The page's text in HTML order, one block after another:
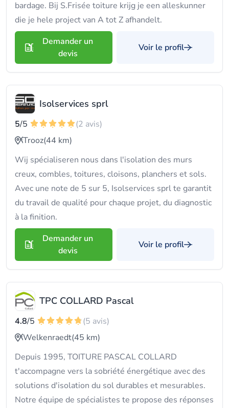
bardage. Bij S.Frisée toiture krijg je een alleskunner
die je hele project van A tot Z afhandelt.
Demander un
devis
Voir le profil
Isolservices sprl
5/5
(2 avis)
Trooz(44 km)
Wij spécialiseren nous dans l'isolation des murs
creux, combles, toitures, cloisons, planchers et sols.
Avec une note de 5 sur 5, Isolservices sprl te garantit
du travail de qualité pour chaque projet, du diagnostic
à la finition.
Demander un
devis
Voir le profil
TPC COLLARD Pascal
4.8/5
(5 avis)
Welkenraedt(45 km)
Depuis 1995, TOITURE PASCAL COLLARD
t'accompagne vers la sobriété énergétique avec des
solutions d'isolation du sol durables et mesurables.
Notre équipe de spécialistes te propose des réponses